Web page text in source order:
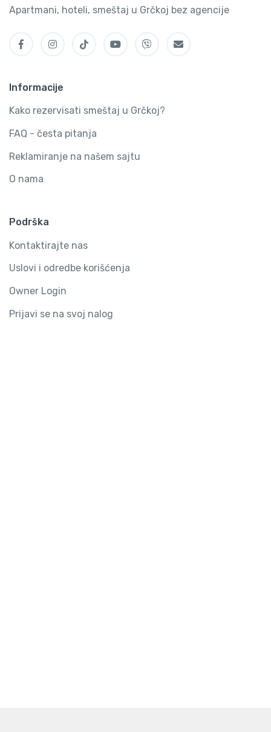
Apartmani, hoteli, smeštaj u Grčkoj bez agencije
Informacije
Kako rezervisati smeštaj u Grčkoj?
FAQ - česta pitanja
Reklamiranje na našem sajtu
O nama
Podrška
Kontaktirajte nas
Uslovi i odredbe korišćenja
Owner Login
Prijavi se na svoj nalog